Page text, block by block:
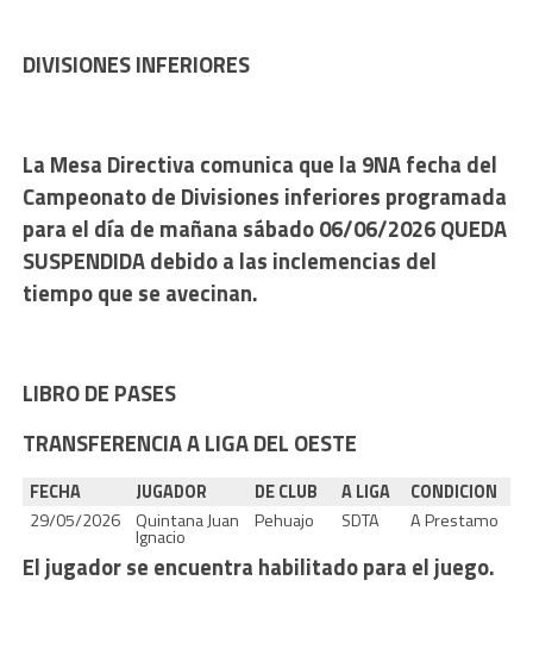
DIVISIONES INFERIORES
La Mesa Directiva comunica que la 9NA fecha del
Campeonato de Divisiones inferiores programada
para el día de mañana sábado 06/06/2026 QUEDA
SUSPENDIDA debido a las inclemencias del
tiempo que se avecinan.
LIBRO DE PASES
TRANSFERENCIA A LIGA DEL OESTE
FECHA JUGADOR DE CLUB A LIGA
CONDICION
29/05/2026
Quintana Juan
Ignacio
Pehuajo SDTA A Prestamo
El jugador se encuentra habilitado para el juego.